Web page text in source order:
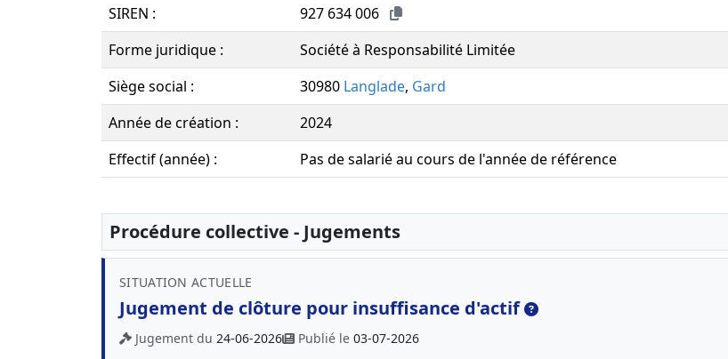
SIREN :
927 634 006
Forme juridique :
Société à Responsabilité Limitée
Siège social :
30980 Langlade, Gard
Année de création :
2024
Effectif (année) :
Pas de salarié au cours de l'année de référence
Procédure collective - Jugements
SITUATION ACTUELLE
Jugement de clôture pour insuffisance d'actif
Jugement du 24-06-2026 Publié le 03-07-2026